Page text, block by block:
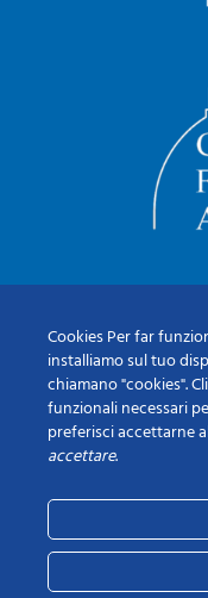
Cookies Per far
installiamo sul tuo
chiamano "cookies".
funzionali necessari
preferisci accettarne
accettare.